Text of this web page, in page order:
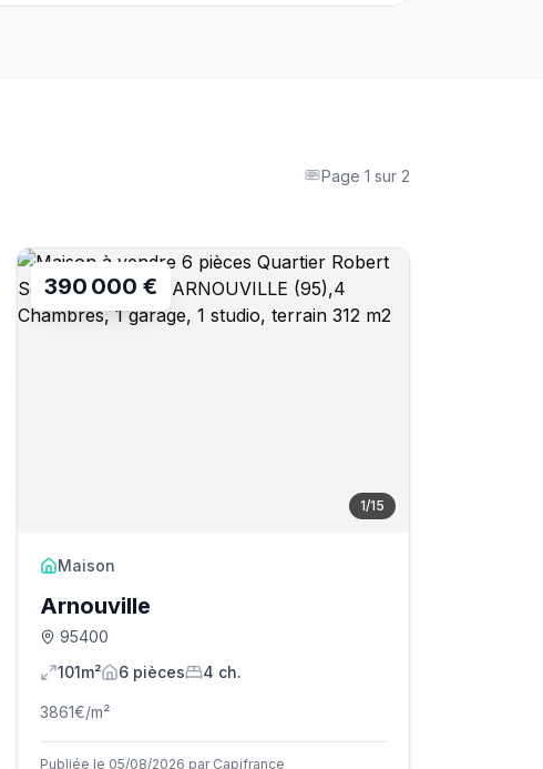
Page 1 sur 2
1/15
390 000 €
Maison
Arnouville
95400
101m²
6 pièces 4 ch.
3861€/m²
Publiée le 05/08/2026 par Capifrance